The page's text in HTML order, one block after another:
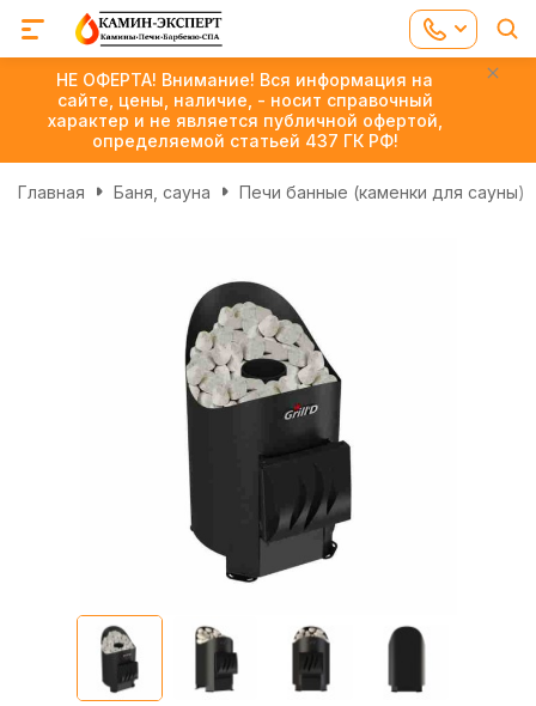
НЕ ОФЕРТА! Внимание! Вся информация на
сайте, цены, наличие, - носит справочный
характер и не является публичной офертой,
определяемой статьей 437 ГК РФ!
Главная Баня, сауна Печи банные (каменки для сауны)